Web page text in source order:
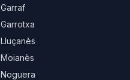
Garraf
Garrotxa
Lluçanès
Moianès
Noguera